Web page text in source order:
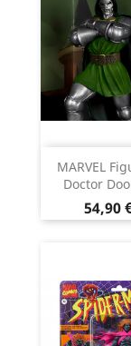
MARVEL
Doctor
Prix
54,90